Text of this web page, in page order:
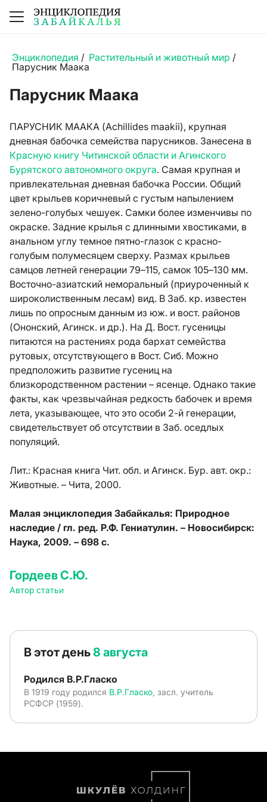
Энциклопедия / Растительный и животный мир /
Парусник Маака
Парусник Маака
ПАРУСНИК МААКА (Achillides maakii), крупная
дневная бабочка семейства парусников. Занесена в
Красную книгу Читинской области и Агинского
Бурятского автономного округа. Самая крупная и
привлекательная дневная бабочка России. Общий
цвет крыльев коричневый с густым напылением
зелено-голубых чешуек. Самки более изменчивы по
окраске. Задние крылья с длинными хвостиками, в
анальном углу темное пятно-глазок с красно-
голубым полумесяцем сверху. Размах крыльев
самцов летней генерации 79–115, самок 105–130 мм.
Восточно-азиатский неморальный (приуроченный к
широколиственным лесам) вид. В Заб. кр. известен
лишь по опросным данным из юж. и вост. районов
(Ононский, Агинск. и др.). На Д. Вост. гусеницы
питаются на растениях рода бархат семейства
рутовых, отсутствующего в Вост. Сиб. Можно
предположить развитие гусениц на
близкородственном растении – ясенце. Однако такие
факты, как чрезвычайная редкость бабочек и время
лета, указывающее, что это особи 2-й генерации,
свидетельствует об отсутствии в Заб. оседлых
популяций.
Лит.: Красная книга Чит. обл. и Агинск. Бур. авт. окр.:
Животные. – Чита, 2000.
Малая энциклопедия Забайкалья: Природное
наследие / гл. ред. Р.Ф. Гениатулин. – Новосибирск:
Наука, 2009. – 698 с.
Гордеев С.Ю.
Автор статьи
В этот день8 августа
Родился В.Р.Гласко
В 1919 году родился В.Р.Гласко , засл. учитель
РСФСР (1959).